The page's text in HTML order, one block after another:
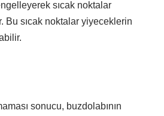
sıcak noktalar
Bu sıcak noktalar yiyeceklerin
sonucu, buzdolabının